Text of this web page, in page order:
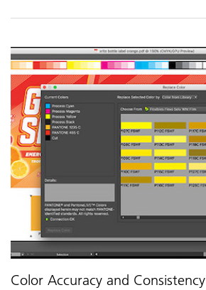
Color Accuracy and Consistency